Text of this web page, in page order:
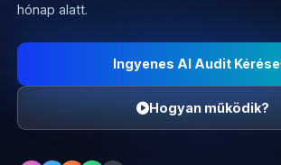
hónap alatt.
Ingyenes AI Audit Kérése
Hogyan működik?